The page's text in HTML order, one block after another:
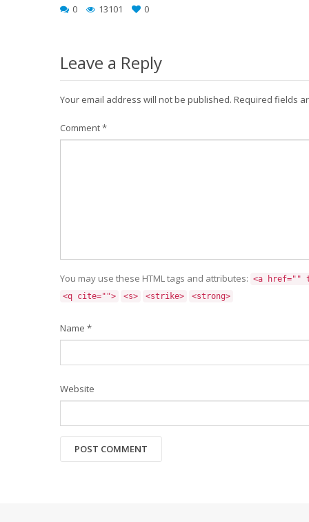
0 13101 0
Leave a Reply
Your email address will not be published. Required fields
Comment*
You may use these HTML tags and attributes: <a href=""
<q cite="">
<s> <strike> <strong>
Name *
Website